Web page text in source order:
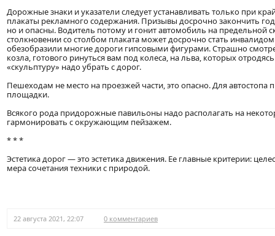
Дорожные знаки и указатели следует устанавливать только при
плакаты рекламного содержания. Призывы досрочно закончить
но и опасны. Водитель потому и гонит автомобиль на предельной
столкновении со столбом плаката может досрочно стать
обезобразили многие дороги гипсовыми фигурами. Страшно
козла, готового ринуться вам под колеса, на льва, которых
«скульптуру» надо убрать с дорог.
Пешеходам не место на проезжей части, это опасно. Для
площадки.
Всякого рода придорожные павильоны надо располагать на
гармонировать с окружающим пейзажем.
* * *
Эстетика дорог — это эстетика движения. Ее главные критерии:
мера сочетания техники с природой.
22 августа 2021, 22:07 0 комментариев